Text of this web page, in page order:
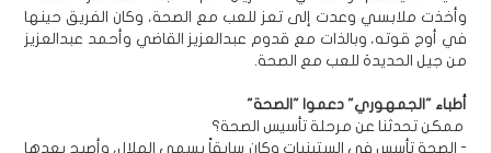
وأخذت ملابسي وعدت إلى تعز للعب مع الصحة، وكان الفريق حينها
في أوج قوته، وبالذات مع قدوم عبدالعزيز القاضي وأحمد عبدالعزيز
من جيل الحديدة للعب مع الصحة.
أطباء "الجمهوري" دعموا "الصحة"
ممكن تحدثنا عن مرحلة تأسيس الصحة؟
- الصحة تأسس في الستينيات وكان سابقاً يسمى الهلال، وأصبح بعدها